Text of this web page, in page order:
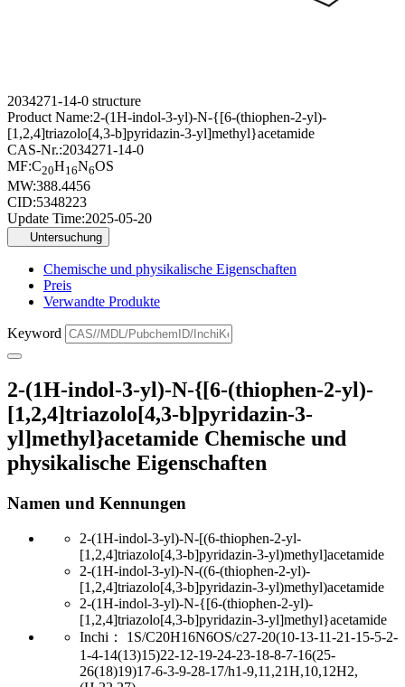
2034271-14-0 structure
Product Name:2-(1H-indol-3-yl)-N-{[6-(thiophen-2-yl)-
[1,2,4]triazolo[4,3-b]pyridazin-3-yl]methyl}acetamide
CAS-Nr.:2034271-14-0
MF:C20H16N6OS
MW:388.4456
CID:5348223
Update Time:2025-05-20
Untersuchung
Chemische und physikalische Eigenschaften
Preis
Verwandte Produkte
Keyword
2-(1H-indol-3-yl)-N-{[6-(thiophen-2-yl)-
[1,2,4]triazolo[4,3-b]pyridazin-3-
yl]methyl}acetamide Chemische und
physikalische Eigenschaften
Namen und Kennungen
2-(1H-indol-3-yl)-N-[(6-thiophen-2-yl-
[1,2,4]triazolo[4,3-b]pyridazin-3-yl)methyl]acetamide
2-(1H-indol-3-yl)-N-((6-(thiophen-2-yl)-
[1,2,4]triazolo[4,3-b]pyridazin-3-yl)methyl)acetamide
2-(1H-indol-3-yl)-N-{[6-(thiophen-2-yl)-
[1,2,4]triazolo[4,3-b]pyridazin-3-yl]methyl}acetamide
Inchi：
1S/C20H16N6OS/c27-20(10-13-11-21-15-5-2-
1-4-14(13)15)22-12-19-24-23-18-8-7-16(25-
26(18)19)17-6-3-9-28-17/h1-9,11,21H,10,12H2,